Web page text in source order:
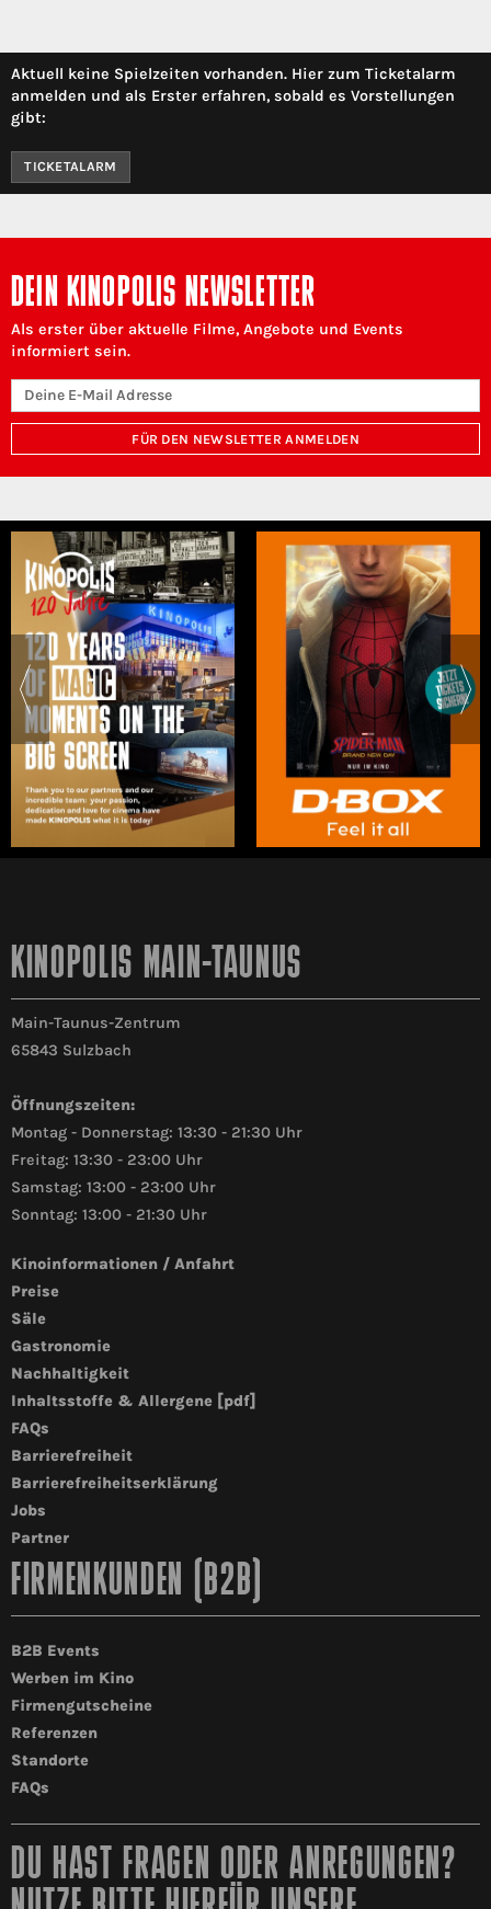
Aktuell keine Spielzeiten vorhanden. Hier zum Ticketalarm
anmelden und als Erster erfahren, sobald es Vorstellungen
gibt:
TICKETALARM
DEIN KINOPOLIS NEWSLETTER
Als erster über aktuelle Filme, Angebote und Events
informiert sein.
FÜR DEN NEWSLETTER ANMELDEN
KINOPOLIS MAIN-TAUNUS
Main-Taunus-Zentrum
65843 Sulzbach
Öffnungszeiten:
Montag - Donnerstag: 13:30 - 21:30 Uhr
Freitag: 13:30 - 23:00 Uhr
Samstag: 13:00 - 23:00 Uhr
Sonntag: 13:00 - 21:30 Uhr
Kinoinformationen / Anfahrt
Preise
Säle
Gastronomie
Nachhaltigkeit
Inhaltsstoffe & Allergene [pdf]
FAQs
Barrierefreiheit
Barrierefreiheitserklärung
Jobs
Partner
FIRMENKUNDEN (B2B)
B2B Events
Werben im Kino
Firmengutscheine
Referenzen
Standorte
FAQs
DU HAST FRAGEN ODER ANREGUNGEN?